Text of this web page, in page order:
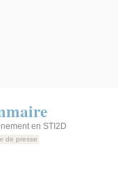
en STI2D
de presse